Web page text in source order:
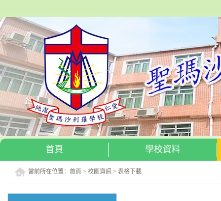
首頁 學校資料
當前所在位置：首頁 >校園資訊 >表格下載